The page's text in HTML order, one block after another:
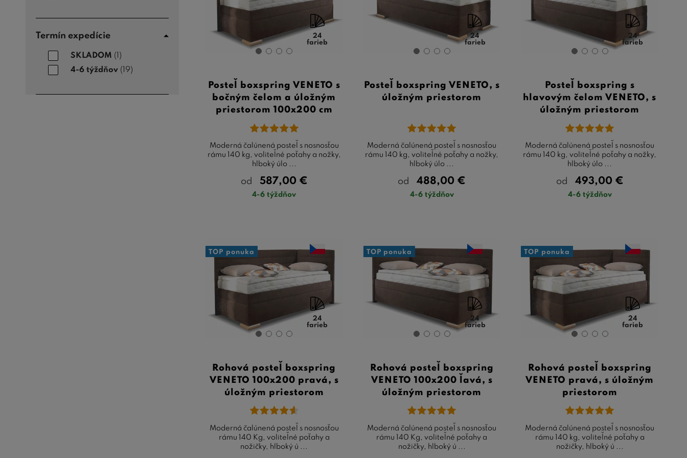
Termín expedície
SKLADOM (1)
4-6 týždňov (19)
24
farieb
Posteľ boxspring VENETO s
bočným čelom a úložným
priestorom 100x200 cm
Moderná čalúnená posteľ s nosnosťou
rámu 140 kg, voliteľné poťahy a nožky,
hlboký úlo ...
od 587,00 €
4-6 týždňov
24
farieb
Posteľ boxspring VENETO, s
úložným priestorom
Moderná čalúnená posteľ s nosnosťou
rámu 140 kg, voliteľné poťahy a nožky,
hlboký úlo ...
od 488,00 €
4-6 týždňov
24
farieb
Posteľ boxspring s
hlavovým čelom VENETO, s
úložným priestorom
Moderná čalúnená posteľ s nosnosťou
rámu 140 kg, voliteľné poťahy a nožky,
hlboký úlo ...
od 493,00 €
4-6 týždňov
TOP ponuka
24
farieb
Rohová posteľ boxspring
VENETO 100x200 pravá, s
úložným priestorom
Moderná čalúnená posteľ s nosnosťou
rámu 140 Kg, voliteľné poťahy a
nožičky, hlboký ú ...
TOP ponuka
24
farieb
Rohová posteľ boxspring
VENETO 100x200 ľavá, s
úložným priestorom
Moderná čalúnená posteľ s nosnosťou
rámu 140 Kg, voliteľné poťahy a
nožičky, hlboký ú ...
TOP ponuka
24
farieb
Rohová posteľ boxspring
VENETO pravá, s úložným
priestorom
Moderná čalúnená posteľ s nosnosťou
rámu 140 kg, voliteľné poťahy a
nožičky, hlboký ú ...